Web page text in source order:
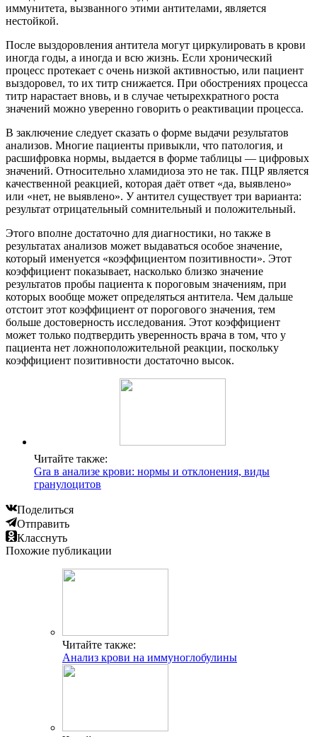
иммунитета, вызванного этими антителами, является
нестойкой.
После выздоровления антитела могут циркулировать в крови
иногда годы, а иногда и всю жизнь. Если хронический
процесс протекает с очень низкой активностью, или пациент
выздоровел, то их титр снижается. При обострениях процесса
титр нарастает вновь, и в случае четырехкратного роста
значений можно уверенно говорить о реактивации процесса.
В заключение следует сказать о форме выдачи результатов
анализов. Многие пациенты привыкли, что патология, и
расшифровка нормы, выдается в форме таблицы — цифровых
значений. Относительно хламидиоза это не так. ПЦР является
качественной реакцией, которая даёт ответ «да, выявлено»
или «нет, не выявлено». У антител существует три варианта:
результат отрицательный сомнительный и положительный.
Этого вполне достаточно для диагностики, но также в
результатах анализов может выдаваться особое значение,
который именуется «коэффициентом позитивности». Этот
коэффициент показывает, насколько близко значение
результатов пробы пациента к пороговым значениям, при
которых вообще может определяться антитела. Чем дальше
отстоит этот коэффициент от порогового значения, тем
больше достоверность исследования. Этот коэффициент
может только подтвердить уверенность врача в том, что у
пациента нет ложноположительной реакции, поскольку
коэффициент позитивности достаточно высок.
Читайте также:
Gra в анализе крови: нормы и отклонения, виды
гранулоцитов
Поделиться
Отправить
Класснуть
Похожие публикации
Читайте также:
Анализ крови на иммуноглобулины